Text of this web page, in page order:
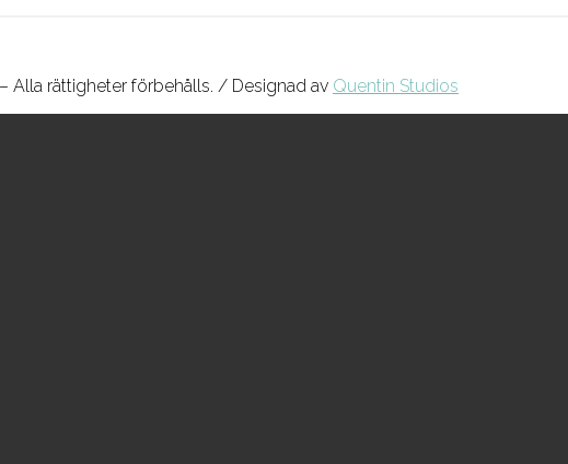
Alla rättigheter förbehålls. / Designad av Quentin Studios